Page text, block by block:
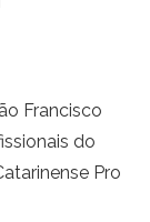
Francisco
do
Pro